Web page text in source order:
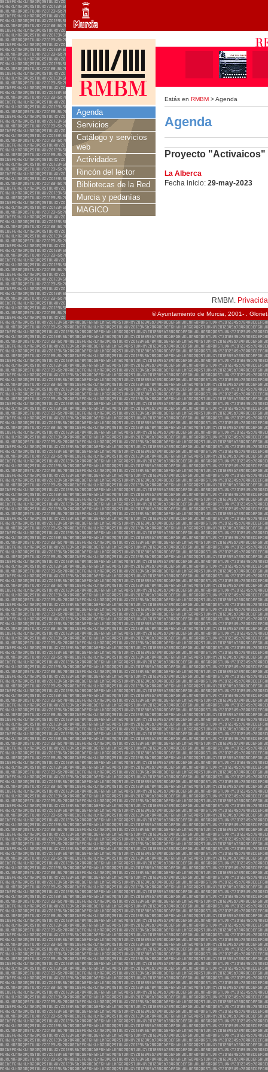
Estás en RMBM > Agenda
Agenda
Servicios
Catálogo y servicios
web
Actividades
Rincón del lector
Bibliotecas de la Red
Murcia y pedanías
MAGICO
Agenda
Proyecto "Activaicos"
La Alberca
Fecha inicio: 29-may-2023
RMBM.
© Ayuntamiento de Murcia, 2001- .